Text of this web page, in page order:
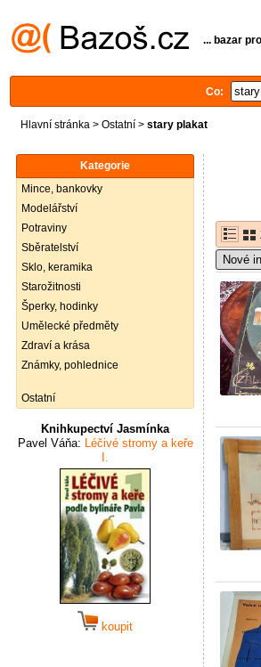
... bazar
Co:
Hlavní stránka > Ostatní > stary plakat
Kategorie
Mince, bankovky
Modelářství
Potraviny
Sběratelství
Sklo, keramika
Starožitnosti
Šperky, hodinky
Umělecké předměty
Zdraví a krása
Známky, pohlednice
Ostatní
Knihkupectví Jasmínka
Pavel Váňa: Léčivé stromy a keře
I.
koupit
Nové